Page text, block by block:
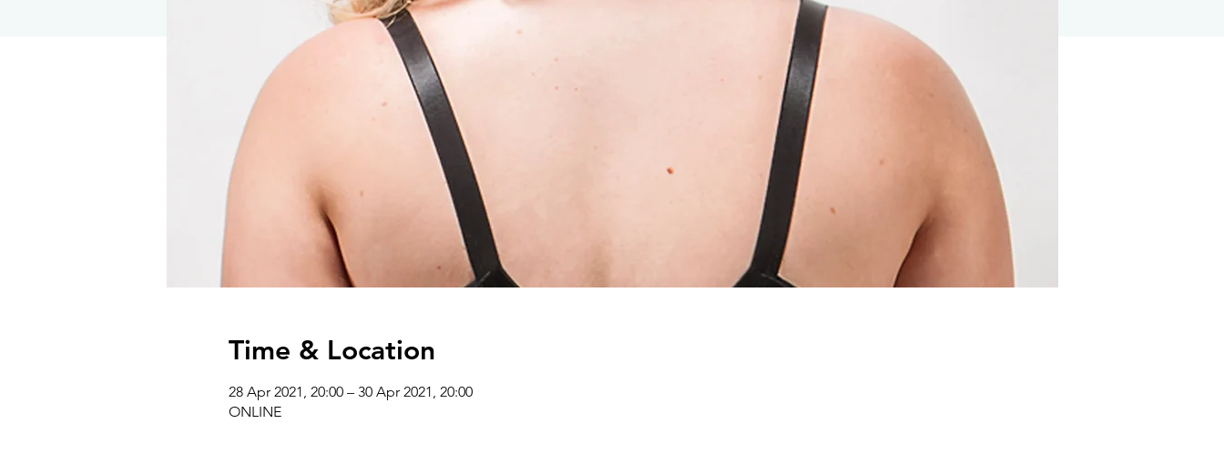
Time & Location
28 Apr 2021, 20:00 – 30 Apr 2021, 20:00
ONLINE